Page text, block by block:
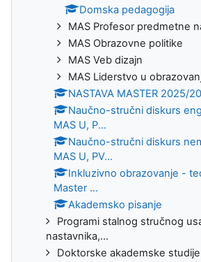
Domska pedagogija
MAS Profesor predmetne
MAS Obrazovne politike
MAS Veb dizajn
MAS Liderstvo u
NASTAVA MASTER 2025/
Naučno-stručni diskurs
MAS U, P...
Naučno-stručni diskurs
MAS U, PV...
Inkluzivno obrazovanje -
Master ...
Akademsko pisanje
Programi stalnog stručnog
nastavnika,...
Doktorske akademske studije